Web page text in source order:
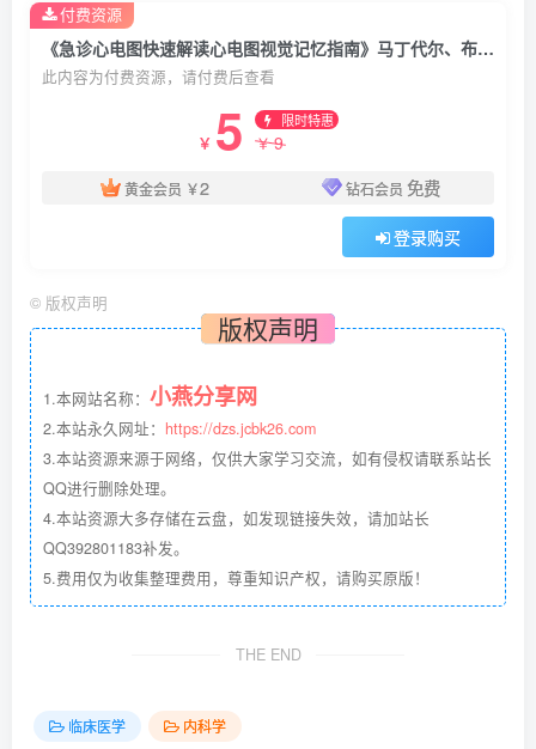
《急诊心电图快速解读心电图视觉记忆指南》马丁代尔、布朗(著)吴立群(译).PDF电子书下载
此内容为付费资源，请付费后查看
￥ 5 限时特惠
￥9
黄金会员 ￥2 钻石会员 免费
登录购买
付费资源
© 版权声明
版权声明
1.本网站名称： 小燕分享网
2.本站永久网址： https://dzs.jcbk26.com
3.本站资源来源于网络，仅供大家学习交流，如有侵权请联系站长
QQ进行删除处理。
4.本站资源大多存储在云盘，如发现链接失效，请加站长
QQ392801183补发。
5.费用仅为收集整理费用，尊重知识产权，请购买原版！
THE END
临床医学
内科学